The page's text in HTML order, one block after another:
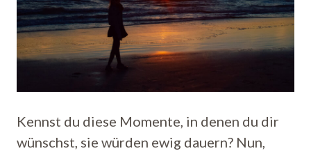
Kennst du diese Momente, in denen du dir
wünschst, sie würden ewig dauern? Nun,